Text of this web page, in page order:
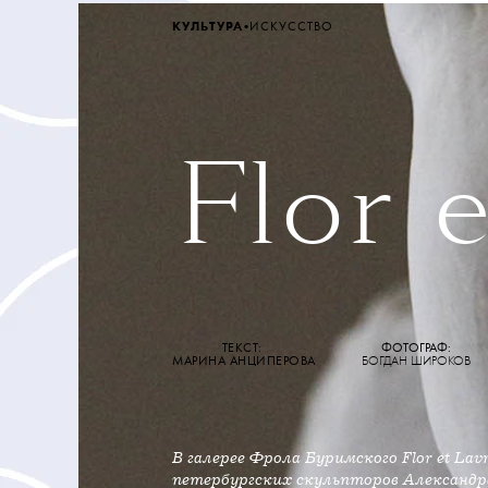
КУЛЬТУРА• ИСКУССТВО
Flor
ФОТОГРАФ:
ТЕКСТ:
МАРИНА АНЦИПЕРОВА
БОГДАН ШИРОКОВ
В галерее Фрола Буримского Flor et
петербургских скульпторов